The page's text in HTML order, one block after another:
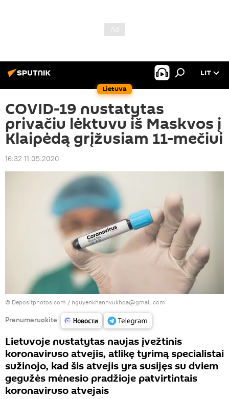
Lietuva
LIT
COVID-19 nustatytas
privačiu lėktuvu iš Maskvos į
Klaipėdą grįžusiam 11-mečiui
16:32 11.05.2020
© Depositphotos.com / nguyenkhanhvukhoa@gmail.com
Prenumeruokite
Lietuvoje nustatytas naujas įvežtinis
koronaviruso atvejis, atlikę tyrimą specialistai
sužinojo, kad šis atvejis yra susijęs su dviem
gegužės mėnesio pradžioje patvirtintais
koronaviruso atvejais